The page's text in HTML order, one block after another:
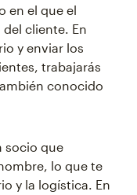
en el que el
cliente. En
y enviar los
trabajarás
conocido
socio que
lo que te
y la logística. En